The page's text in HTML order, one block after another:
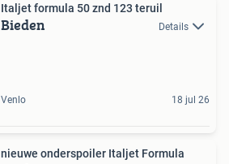
Italjet formula 50 znd 123 teruil
Bieden Details
Venlo 18 jul 26
nieuwe onderspoiler Italjet Formula